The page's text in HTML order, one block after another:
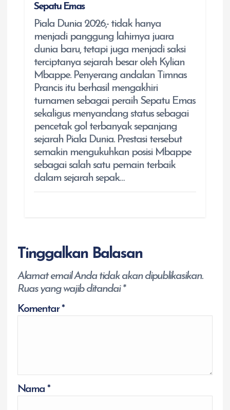
Sepatu Emas
Piala Dunia 2026,- tidak hanya
menjadi panggung lahirnya juara
dunia baru, tetapi juga menjadi saksi
terciptanya sejarah besar oleh Kylian
Mbappe. Penyerang andalan Timnas
Prancis itu berhasil mengakhiri
turnamen sebagai peraih Sepatu Emas
sekaligus menyandang status sebagai
pencetak gol terbanyak sepanjang
sejarah Piala Dunia. Prestasi tersebut
semakin mengukuhkan posisi Mbappe
sebagai salah satu pemain terbaik
dalam sejarah sepak…
Tinggalkan Balasan
Alamat email Anda tidak akan dipublikasikan.
Ruas yang wajib ditandai*
Komentar*
Nama *